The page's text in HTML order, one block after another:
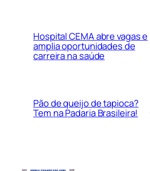
Hospital CEMA abre vagas e
amplia oportunidades de
carreira na saúde
Pão de queijo de tapioca?
Tem na Padaria Brasileira!